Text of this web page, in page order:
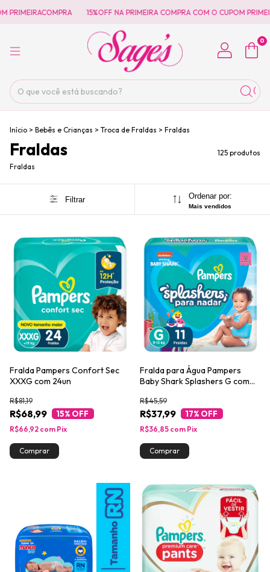
15%OFF NA PRIMEIRA COMPRA COM O CUPOM PRIMEIRACOMPRA
0
Início > Bebês e Crianças > Troca de Fraldas > Fraldas
Fraldas
125 produtos
Fraldas
Filtrar Ordenar por:
Mais vendidos
Fralda Pampers Confort Sec
XXXG com 24un
R$68,99
R$81,19
15% OFF
R$66,92 com Pix
Fralda para Água Pampers
Baby Shark Splashers G com
R$37,99
R$45,59
17% OFF
R$36,85 com Pix